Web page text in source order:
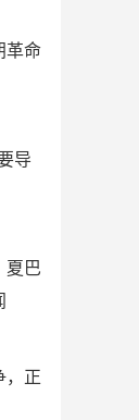
革命
导
夏巴
，正